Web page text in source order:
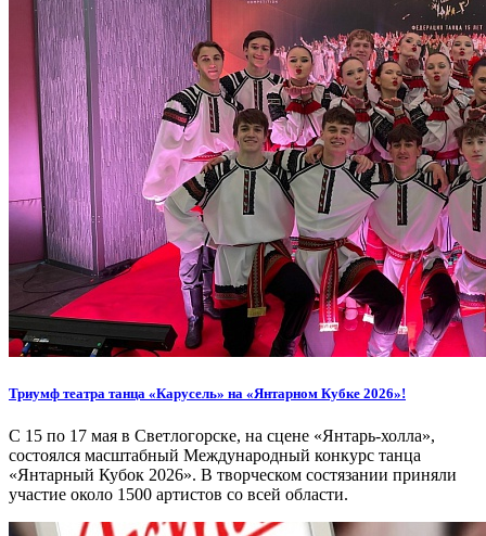
Триумф театра танца «Карусель» на «Янтарном Кубке 2026»!
С 15 по 17 мая в Светлогорске, на сцене «Янтарь-холла»,
состоялся масштабный Международный конкурс танца
«Янтарный Кубок 2026». В творческом состязании приняли
участие около 1500 артистов со всей области.